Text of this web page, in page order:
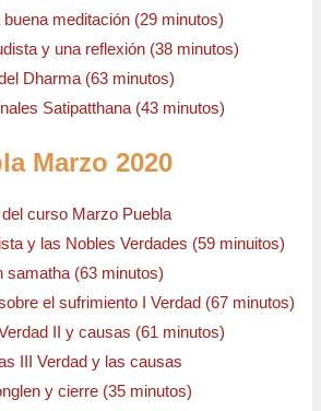
buena meditación (29 minutos)
y una reflexión (38 minutos)
Dharma (63 minutos)
Satipatthana (43 minutos)
Marzo 2020
curso Marzo Puebla
y las Nobles Verdades (59 minuitos)
samatha (63 minutos)
el sufrimiento I Verdad (67 minutos)
II y causas (61 minutos)
III Verdad y las causas
y cierre (35 minutos)